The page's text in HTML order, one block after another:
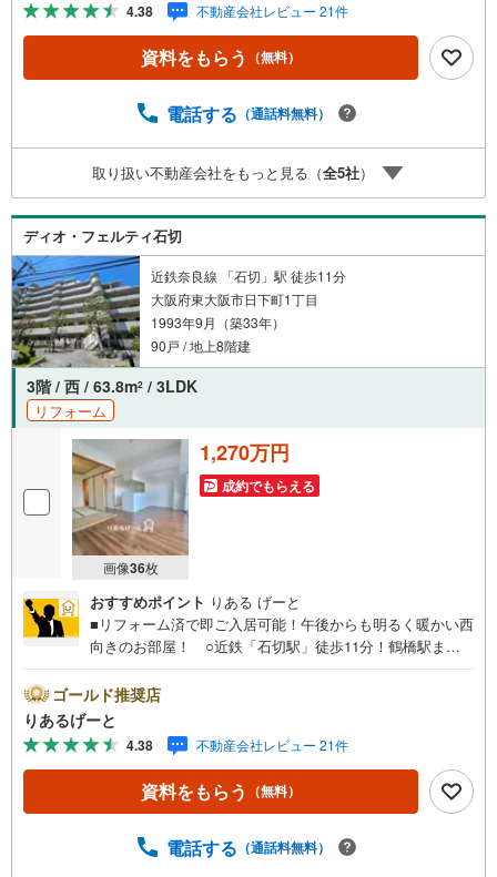
「りあるげーと」までお問合わせ下さい！■「りあるげー
と」が選ばれるポイント！■年中休まず営業中！いつでも対
応致します！・営業時間:9:00～21:00上記の時間帯は、お
相談、承ります！■【無料送迎】「小さなお子さまをつれて
ご相談ください！営業スタッフがご自宅に伺って送迎致し
ます！【リフォーム相談】資格を持った専門スタッフがお
悩みに合わせてお話をうかがい、お客さまにぴったりの提
案を行います！■その他:物件相談、住宅ローン相談、ご質
問、気になること、何でもお気軽にご相談ください！
4.38 不動産会社レビュー 21件
資料をもらう （無料）
電話する （通話料無料）
取り扱い不動産会社をもっと見る（全5社）
ディオ・フェルティ石切
近鉄奈良線 「石切」駅 徒歩11分
大阪府東大阪市日下町1丁目
1993年9月（築33年）
90戸 / 地上8階建
3階 / 西 / 63.8m2 / 3LDK
リフォーム
画像36枚
1,270万円
成約でもらえる
おすすめポイント りある げーと
■リフォーム済で即ご入居可能！午後からも明るく暖かい西
向きのお部屋！ ○近鉄「石切駅」徒歩11分！鶴橋駅まで
っきりとした暮らしが叶います！■物件検討中のお客さま！
ちょっと見学してみたいだけなどでも内覧可能です！売主
さまの都合等で見学ができない場合がございます。お気軽
に「りあるげーと」までお問合わせ下さい！■「りあるげー
と」が選ばれるポイント！■年中休まず営業中！いつでも対
応致します！・営業時間:9:00～21:00上記の時間帯は、お
相談、承ります！■【無料送迎】「小さなお子さまをつれて
ゴールド推奨店
りあるげーと
4.38 不動産会社レビュー 21件
資料をもらう （無料）
電話する （通話料無料）